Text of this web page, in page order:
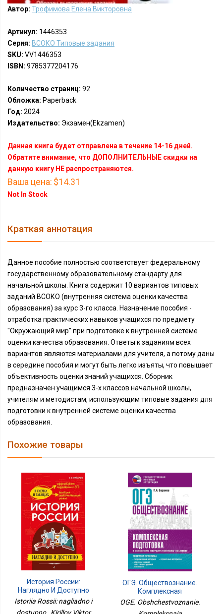
Автор: Трофимова Елена Викторовна
Артикул: 1446353
Серия: ВСОКО Типовые задания
SKU: VV1446353
ISBN: 9785377204176
Количество страниц: 92
Обложка: Paperback
Год: 2024
Издательство: Экзамен(Ekzamen)
Данная книга будет отправлена в течение 14-16 дней.
Обратите внимание, что ДОПОЛНИТЕЛЬНЫЕ скидки на
данную книгу НЕ распространяются.
Ваша цена: $14.31
Not In Stock
Краткая аннотация
Данное пособие полностью соответствует федеральному
государственному образовательному стандарту для
начальной школы. Книга содержит 10 вариантов типовых
заданий ВСОКО (внутренняя система оценки качества
образования) за курс 3-го класса. Назначение пособия -
отработка практических навыков учащихся по предмету
"Окружающий мир" при подготовке к внутренней системе
оценки качества образования. Ответы к заданиям всех
вариантов являются материалами для учителя, а потому даны
в середине пособия и могут быть легко изъяты, что повышает
объективность оценки знаний учащихся. Сборник
предназначен учащимся 3-х классов начальной школы,
учителям и методистам, использующим типовые задания для
подготовки к внутренней системе оценки качества
образования.
Похожие товары
История России:
Наглядно И Доступно
Istoriia Rossii: nagliadno i
ОГЭ. Обществознание.
Комплексная
Подготовка К
OGE. Obshchestvoznanie.